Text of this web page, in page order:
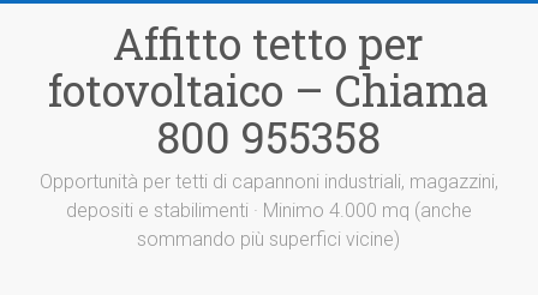
Affitto tetto per
fotovoltaico – Chiama
800 955358
Opportunità per tetti di capannoni industriali, magazzini,
depositi e stabilimenti · Minimo 4.000 mq (anche
sommando più superfici vicine)